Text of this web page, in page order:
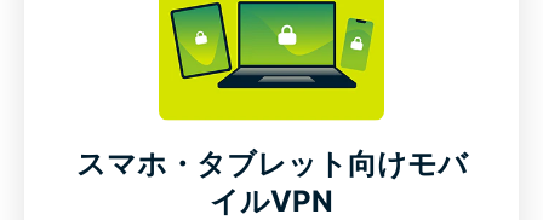
スマホ・タブレット向けモバ
イルVPN